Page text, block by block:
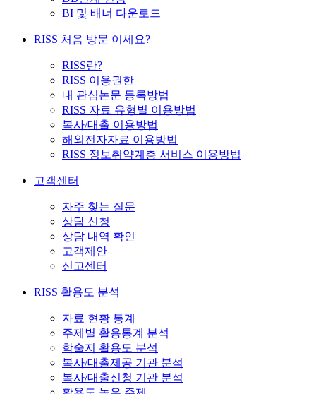
BI 및 배너 다운로드
RISS 처음 방문 이세요?
RISS란?
RISS 이용권한
내 관심논문 등록방법
RISS 자료 유형별 이용방법
복사/대출 이용방법
해외전자자료 이용방법
RISS 정보취약계층 서비스 이용방법
고객센터
자주 찾는 질문
상담 신청
상담 내역 확인
고객제안
신고센터
RISS 활용도 분석
자료 현황 통계
주제별 활용통계 분석
학술지 활용도 분석
복사/대출제공 기관 분석
복사/대출신청 기관 분석